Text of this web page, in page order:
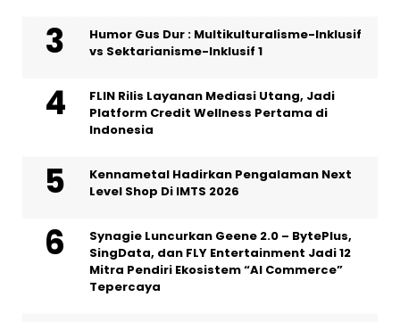
Humor Gus Dur : Multikulturalisme-Inklusif
vs Sektarianisme-Inklusif 1
FLIN Rilis Layanan Mediasi Utang, Jadi
Platform Credit Wellness Pertama di
Indonesia
Kennametal Hadirkan Pengalaman Next
Level Shop Di IMTS 2026
Synagie Luncurkan Geene 2.0 – BytePlus,
SingData, dan FLY Entertainment Jadi 12
Mitra Pendiri Ekosistem “AI Commerce”
Tepercaya